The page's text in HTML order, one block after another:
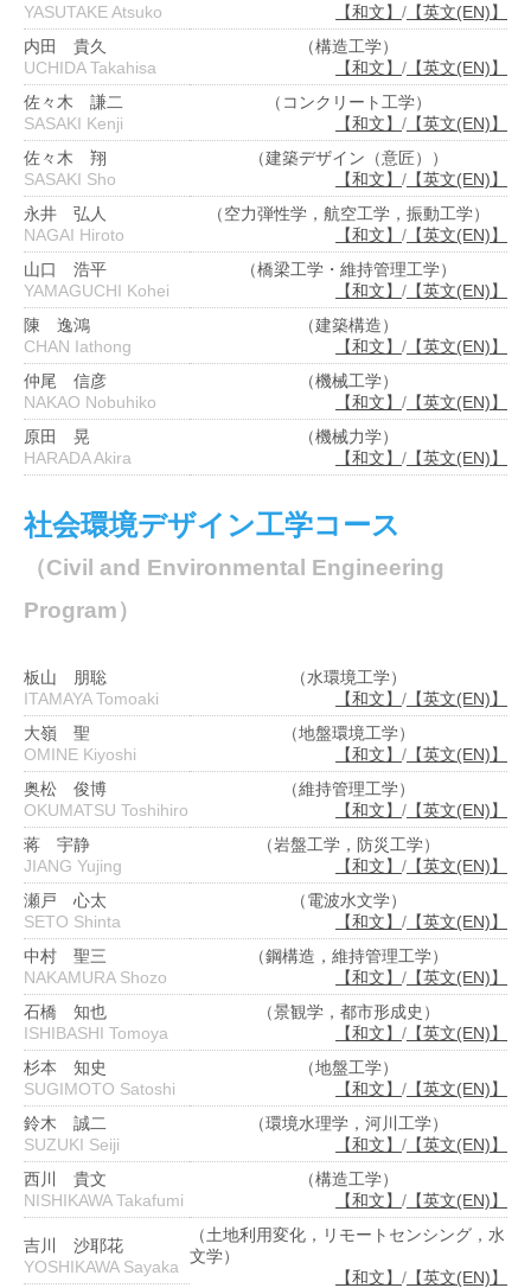
YASUTAKE Atsuko 【和文】 / 【英文(EN)】
内田 貴久
UCHIDA Takahisa
（構造工学）
【和文】 / 【英文(EN)】
佐々木 謙二
SASAKI Kenji
（コンクリート工学）
【和文】 / 【英文(EN)】
佐々木 翔
SASAKI Sho
（建築デザイン（意匠））
【和文】 / 【英文(EN)】
永井 弘人
NAGAI Hiroto
（空力弾性学，航空工学，振動工学）
【和文】 / 【英文(EN)】
山口 浩平
YAMAGUCHI Kohei
（橋梁工学・維持管理工学）
【和文】 / 【英文(EN)】
陳 逸鴻
CHAN Iathong
（建築構造）
【和文】 / 【英文(EN)】
仲尾 信彦
NAKAO Nobuhiko
（機械工学）
【和文】 / 【英文(EN)】
原田 晃
HARADA Akira
（機械力学）
【和文】 / 【英文(EN)】
社会環境デザイン工学コース
（Civil and Environmental Engineering
Program）
板山 朋聡
ITAMAYA Tomoaki
（水環境工学）
【和文】 / 【英文(EN)】
大嶺 聖
OMINE Kiyoshi
（地盤環境工学）
【和文】 / 【英文(EN)】
奥松 俊博
OKUMATSU Toshihiro
（維持管理工学）
【和文】 / 【英文(EN)】
蒋 宇静
JIANG Yujing
（岩盤工学，防災工学）
【和文】 / 【英文(EN)】
瀬戸 心太
SETO Shinta
（電波水文学）
【和文】 / 【英文(EN)】
中村 聖三
NAKAMURA Shozo
（鋼構造，維持管理工学）
【和文】 / 【英文(EN)】
石橋 知也
ISHIBASHI Tomoya
（景観学，都市形成史）
【和文】 / 【英文(EN)】
杉本 知史
SUGIMOTO Satoshi
（地盤工学）
【和文】 / 【英文(EN)】
鈴木 誠二
SUZUKI Seiji
（環境水理学，河川工学）
【和文】 / 【英文(EN)】
西川 貴文
NISHIKAWA Takafumi
（構造工学）
【和文】 / 【英文(EN)】
吉川 沙耶花
YOSHIKAWA Sayaka
（土地利用変化，リモートセンシング，水
文学）
【和文】 / 【英文(EN)】